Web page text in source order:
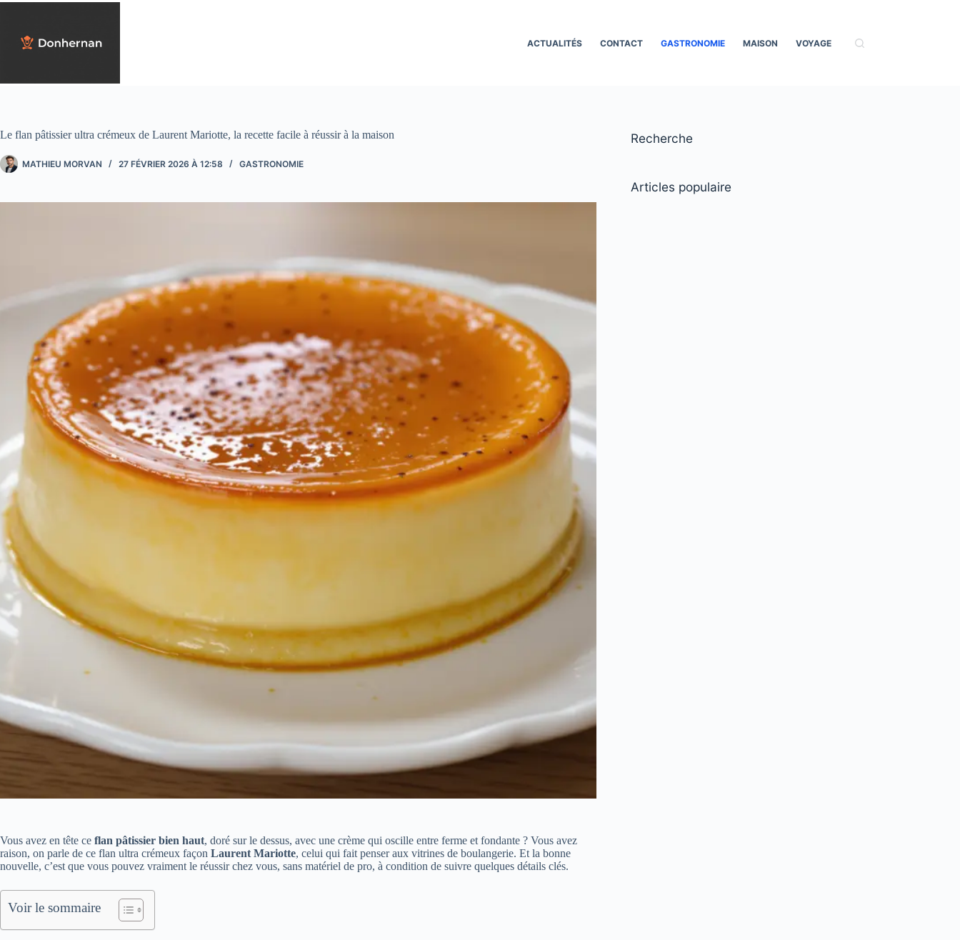
Passer
ACTUALITÉS CONTACT GASTRONOMIE MAISON VOYAGE
Le flan pâtissier ultra crémeux de Laurent Mariotte, la recette facile à réussir à la maison
MATHIEU MORVAN 27 FÉVRIER 2026 À 12:58 GASTRONOMIE
Vous avez en tête ce flan pâtissier bien haut, doré sur le dessus, avec une crème qui oscille entre ferme et fondante ? Vous avez
raison, on parle de ce flan ultra crémeux façon Laurent Mariotte, celui qui fait penser aux vitrines de boulangerie. Et la bonne
nouvelle, c’est que vous pouvez vraiment le réussir chez vous, sans matériel de pro, à condition de suivre quelques détails clés.
Voir le sommaire
Recherche
Articles populaire